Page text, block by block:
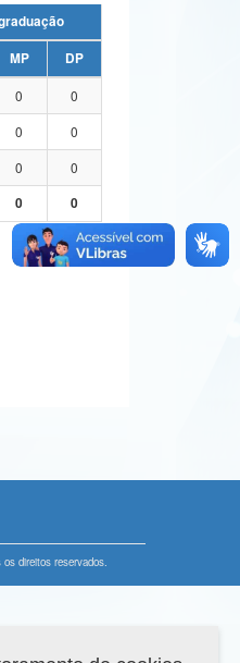
MP
DP
0
0
0
0
0
0
0 0
direitos reservados.